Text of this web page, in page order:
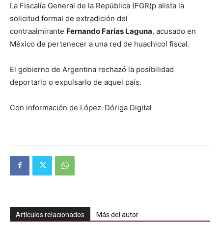
La Fiscalía General de la República (FGR)p alista la
solicitud formal de extradición del
contraalmirante Fernando Farías Laguna, acusado en
México de pertenecer a una red de huachicol fiscal.
El gobierno de Argentina rechazó la posibilidad
deportarlo o expulsarlo de aquel país.
Con información de López-Dóriga Digital
Artículos relacionados Más del autor